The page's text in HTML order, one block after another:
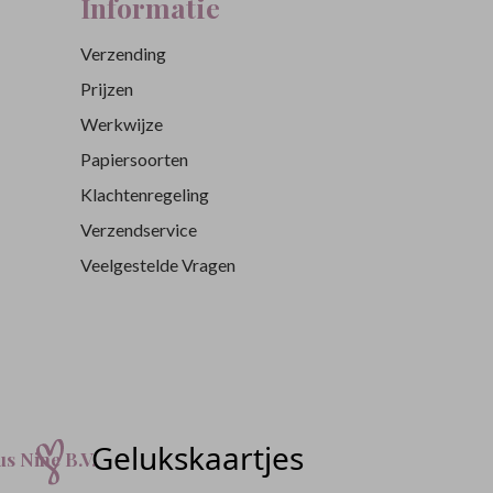
Informatie
Verzending
Prijzen
Werkwijze
Papiersoorten
Klachtenregeling
Verzendservice
Veelgestelde Vragen
Nine B.V.